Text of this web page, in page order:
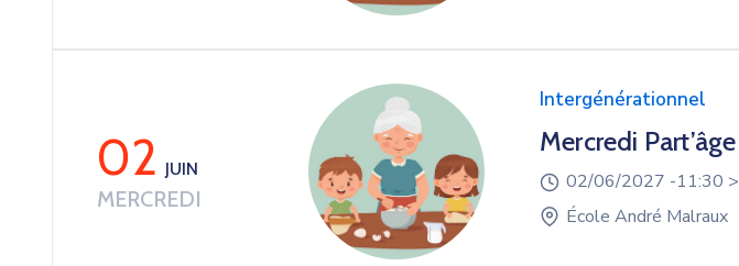
02JUIN
MERCREDI
Intergénérationnel
Mercredi Part’âge
02/06/2027 -11:30 >
École André Malraux